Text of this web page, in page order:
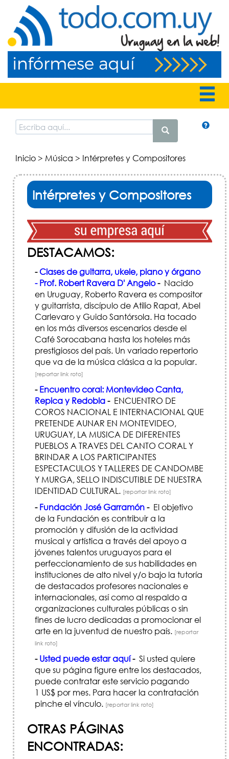
Inicio> Música > Intérpretes y Compositores
Intérpretes y Compositores
DESTACAMOS:
-Clases de guitarra, ukele, piano y órgano
- Prof. Robert Ravera D' Angelo-Nacido
en Uruguay, Roberto Ravera es compositor
y guitarrista, discípulo de Atilio Rapat, Abel
Carlevaro y Guido Santórsola. Ha tocado
en los más diversos escenarios desde el
Café Sorocabana hasta los hoteles más
prestigiosos del país. Un variado repertorio
que va de la música clásica a la popular.
[reportar link roto]
- Encuentro coral: Montevideo Canta,
Repica y Redobla-ENCUENTRO DE
COROS NACIONAL E INTERNACIONAL QUE
PRETENDE AUNAR EN MONTEVIDEO,
URUGUAY, LA MUSICA DE DIFERENTES
PUEBLOS A TRAVES DEL CANTO CORAL Y
BRINDAR A LOS PARTICIPANTES
ESPECTACULOS Y TALLERES DE CANDOMBE
Y MURGA, SELLO INDISCUTIBLE DE NUESTRA
IDENTIDAD CULTURAL. [reportar link roto]
- Fundación José Garramón-El objetivo
de la Fundación es contribuir a la
promoción y difusión de la actividad
musical y artística a través del apoyo a
jóvenes talentos uruguayos para el
perfeccionamiento de sus habilidades en
instituciones de alto nivel y/o bajo la tutoría
de destacados profesores nacionales e
internacionales, así como al respaldo a
organizaciones culturales públicas o sin
fines de lucro dedicadas a promocionar el
arte en la juventud de nuestro país. [reportar
link roto]
- Usted puede estar aquí-Si usted quiere
que su página figure entre los destacados,
puede contratar este servicio pagando
1 US$ por mes. Para hacer la contratación
pinche el vínculo. [reportar link roto]
OTRAS PÁGINAS
ENCONTRADAS: